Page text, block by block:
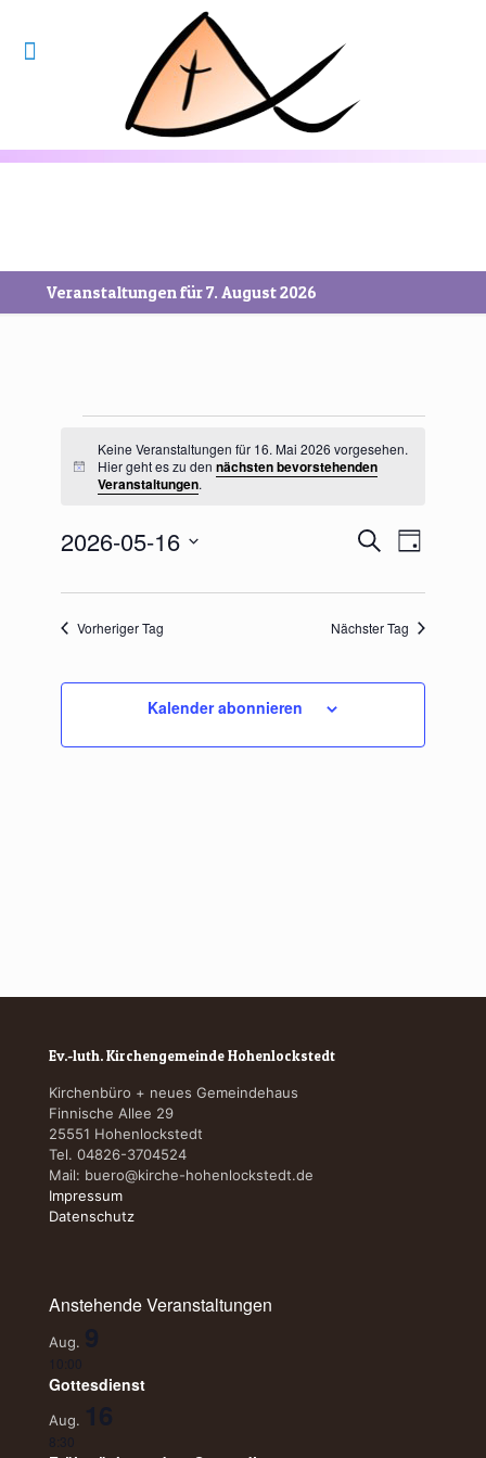
Veranstaltungen für 7. August 2026
16.
Hinweis
Keine Veranstaltungen für 16. Mai 2026 vorgesehen.
Hier geht es zu dennächsten bevorstehenden
Veranstaltungen.
Suche
Ansichten,
Navigation
SucheTag
2026-05-16
Vorheriger Tag Nächster Tag
Kalender abonnieren
Ev.-luth. Kirchengemeinde Hohenlockstedt
Kirchenbüro + neues Gemeindehaus
Finnische Allee 29
25551 Hohenlockstedt
Tel. 04826-3704524
Mail: buero@kirche-hohenlockstedt.de
Impressum
Datenschutz
Anstehende Veranstaltungen
Aug. 9
10:00
Gottesdienst
Aug. 16
8:30